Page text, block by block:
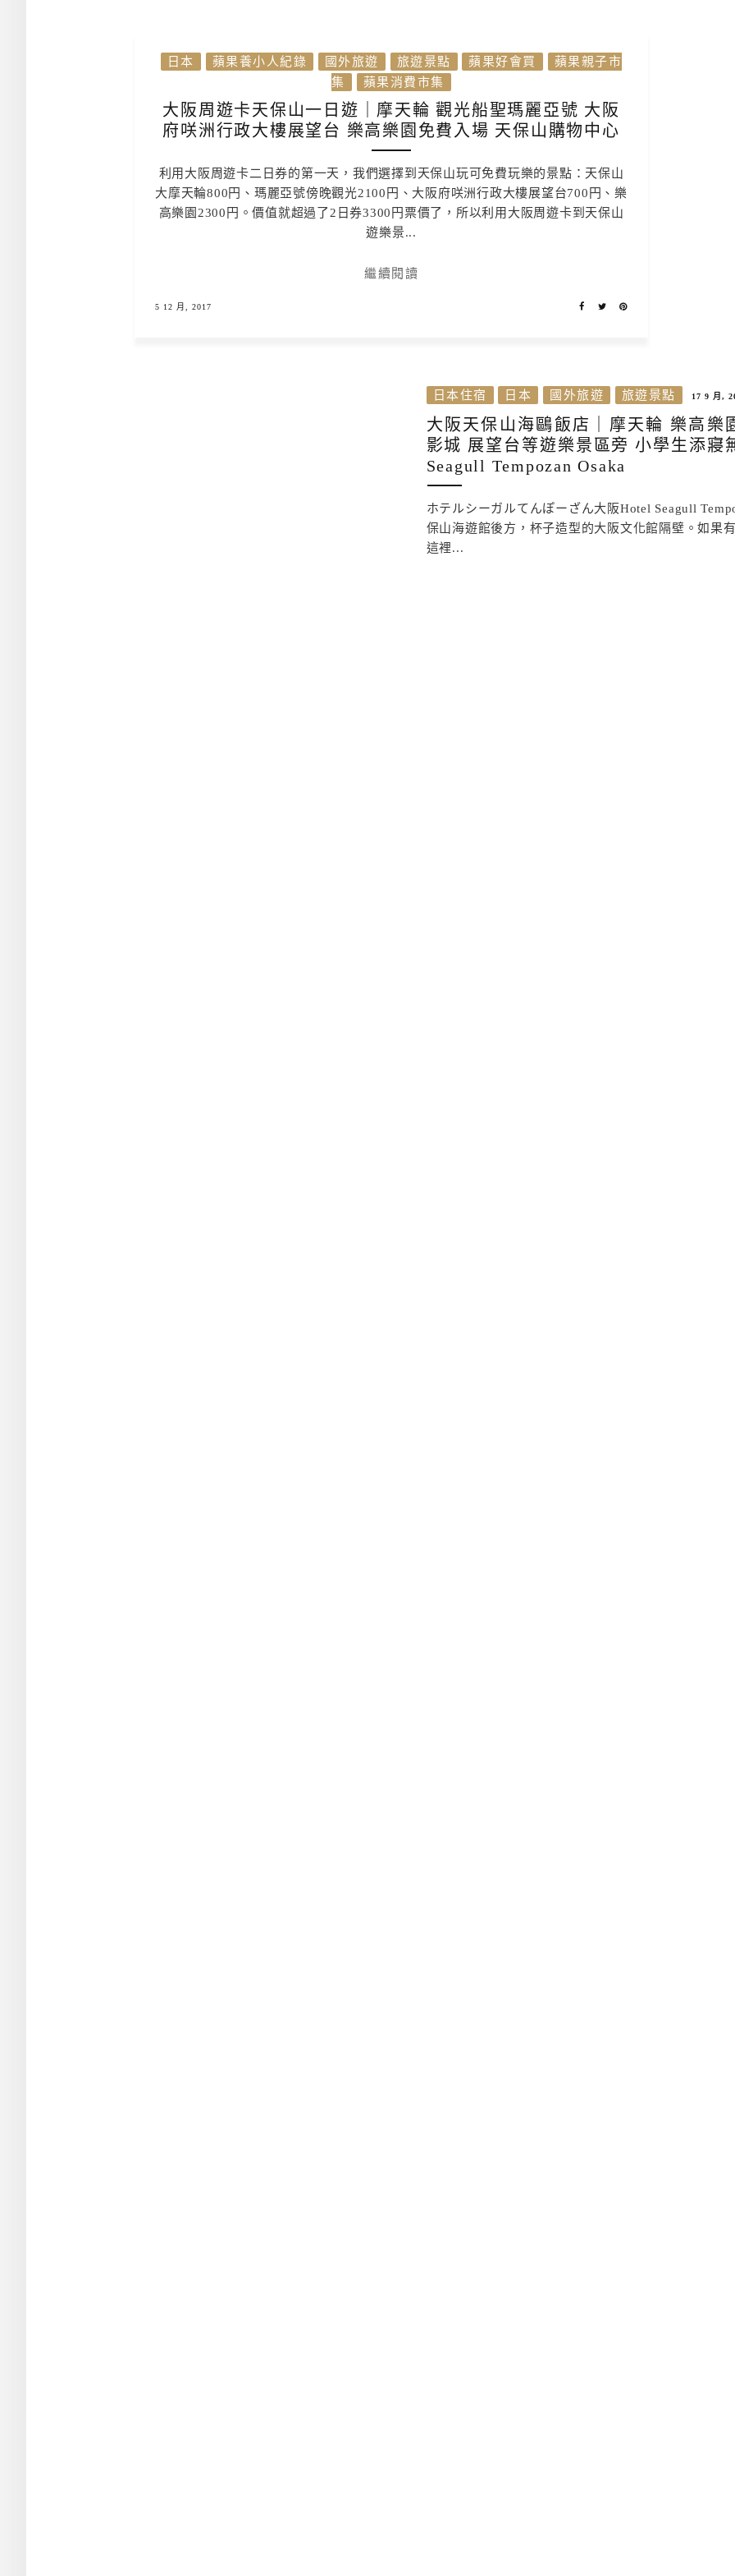
日本 蘋果養小人紀錄 國外旅遊 旅遊景點 蘋果好會買
蘋果親子市
集
蘋果消費市集
大阪周遊卡天保山一日遊｜摩天輪 觀光船聖瑪麗亞號 大阪
府咲洲行政大樓展望台 樂高樂園免費入場 天保山購物中心
利用大阪周遊卡二日券的第一天，我們選擇到天保山玩可免費玩樂的景點：天保山
大摩天輪800円、瑪麗亞號傍晚觀光2100円、大阪府咲洲行政大樓展望台700円、樂
高樂園2300円。價值就超過了2日券3300円票價了，所以利用大阪周遊卡到天保山
遊樂景...
繼續閱讀
5 12 月, 2017
日本住宿 日本 國外旅遊 旅遊景點 17 9 月,
大阪天保山海鷗飯店｜摩天輪 樂高樂
影城 展望台等遊樂景區旁 小學生添寢
Seagull Tempozan Osaka
ホテルシーガルてんぽーざん大阪Hotel Seagull
保山海遊館後方，杯子造型的大阪文化館隔壁。如果
這裡...